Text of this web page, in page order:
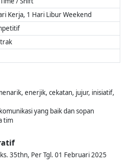
Kerja, 1 Hari Libur Weekend
enerjik, cekatan, jujur, inisiatif,
yang baik dan sopan
tim
35thn, Per Tgl. 01 Februari 2025